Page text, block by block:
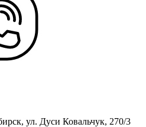
ул. Дуси Ковальчук, 270/3